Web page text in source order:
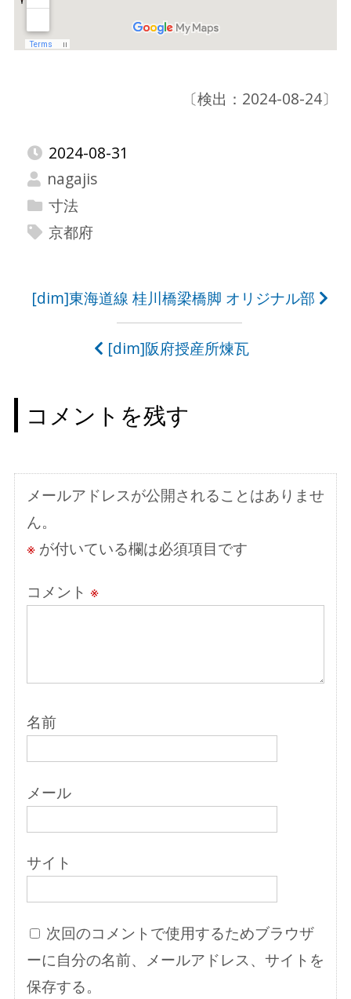
〔検出：2024-08-24〕
2024-08-31
nagajis
寸法
京都府
投
ビ
ゲ
シ
ョ
ン
[dim]東海道線 桂川橋梁橋脚 オリジナル部
[dim]阪府授産所煉瓦
コメントを残す
メールアドレスが公開されることはありませ
ん。
※が付いている欄は必須項目です
コメント ※
名前
メール
サイト
次回のコメントで使用するためブラウザ
ーに自分の名前、メールアドレス、サイトを
保存する。